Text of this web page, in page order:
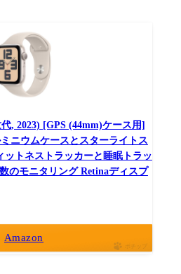
, 2023) [GPS (44mm)ケース用]
ニウムケースとスターライトス
ットネストラッカーと睡眠トラッ
のモニタリング Retinaディスプ
Amazon
ポチップ